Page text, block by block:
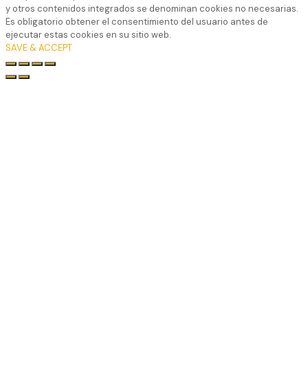
y otros contenidos integrados se denominan cookies no necesarias.
Es obligatorio obtener el consentimiento del usuario antes de
ejecutar estas cookies en su sitio web.
SAVE & ACCEPT